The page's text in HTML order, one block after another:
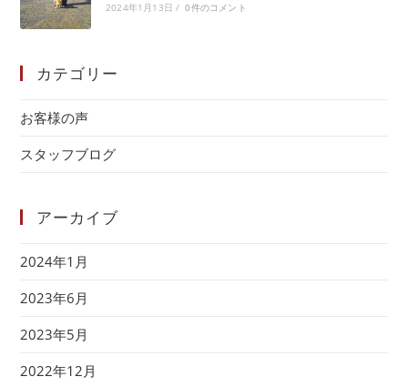
2024年1月13日 / 0件のコメント
カテゴリー
お客様の声
スタッフブログ
アーカイブ
2024年1月
2023年6月
2023年5月
2022年12月